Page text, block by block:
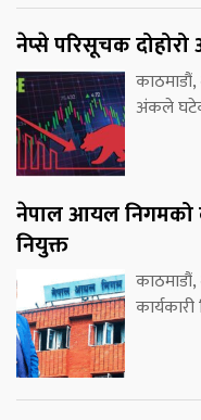
नेप्से परिसूचक
अंकले
नेपाल आयल निगमको
नियुक्त